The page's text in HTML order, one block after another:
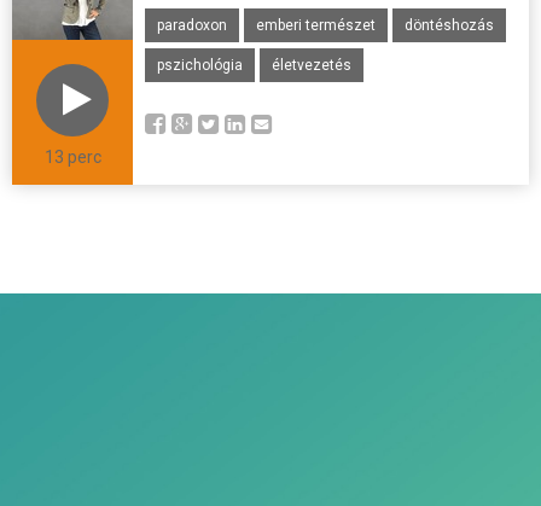
13 perc
paradoxon emberi természet döntéshozás
pszichológia életvezetés